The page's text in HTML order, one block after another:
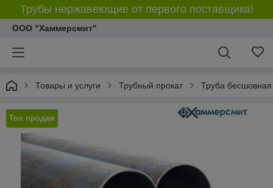
Трубы нержавеющие от первого поставщика!
ООО "Хаммерсмит"
Товары и услуги Трубный прокат Труба
Топ продаж